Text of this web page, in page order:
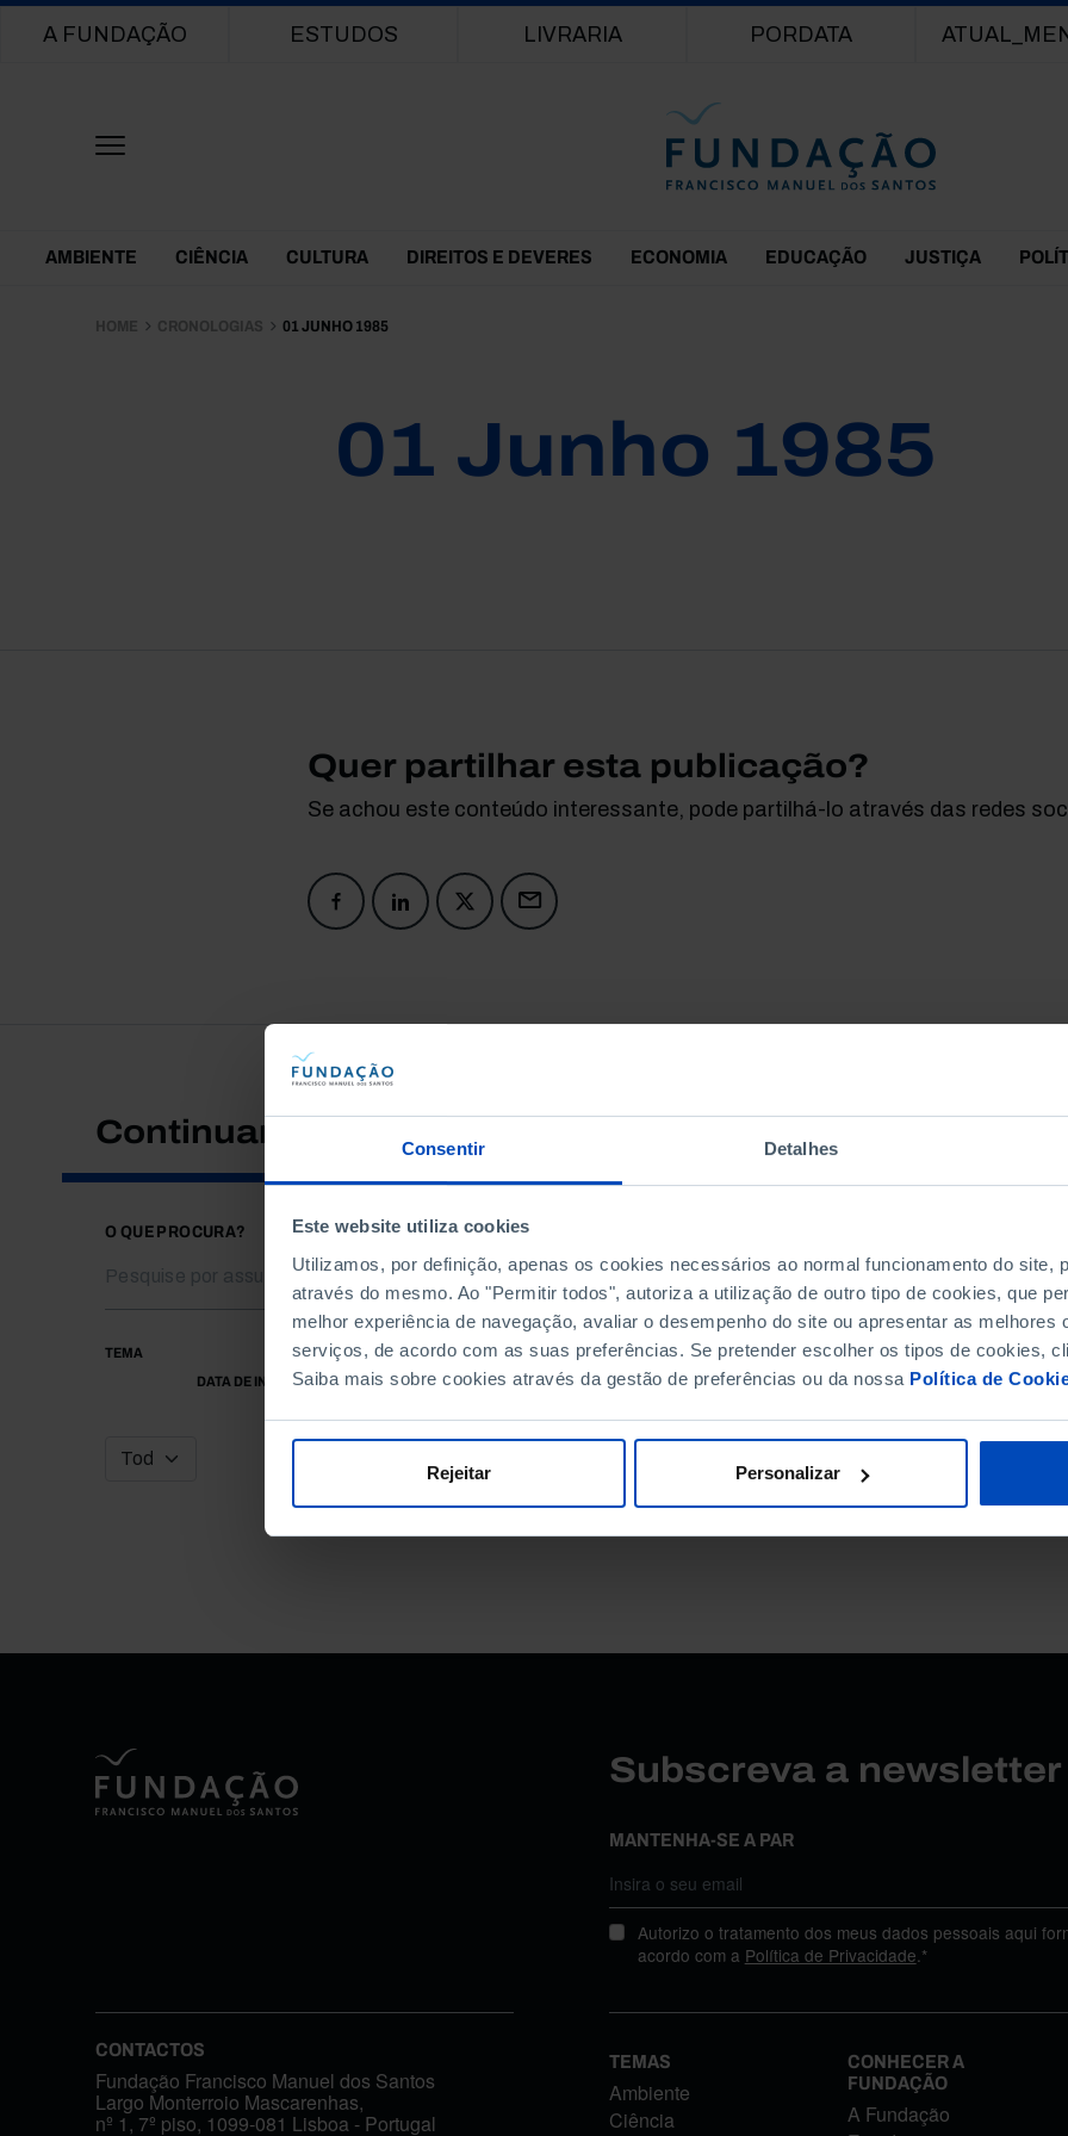
Consentir Detalhes
Este website utiliza cookies
Utilizamos, por definição, apenas os cookies necessários ao normal funcionamento do site,
através do mesmo. Ao "Permitir todos", autoriza a utilização de outro tipo de cookies, que
melhor experiência de navegação, avaliar o desempenho do site ou apresentar as melhores
serviços, de acordo com as suas preferências. Se pretender escolher os tipos de cookies,
Saiba mais sobre cookies através da gestão de preferências ou da nossa Política de
Rejeitar Personalizar
Main navigation
A FUNDAÇÃO ESTUDOS LIVRARIA PORDATA
Themes Menu
AMBIENTE CIÊNCIA CULTURA DIREITOS E DEVERES ECONOMIA EDUCAÇÃO JUSTIÇA
HOME CRONOLOGIAS 01 JUNHO 1985
01 Junho 1985
Quer partilhar esta publicação?
Se achou este conteúdo interessante, pode partilhá-lo através das redes
Continuar a pesquisar
O QUE PROCURA?
TEMA
DATA DE INÍCIO
DATA DE FIM
Subscreva a
MANTENHA-SE A PAR
Autorizo o tratamento dos meus dados pessoais aqui
acordo com a Política de Privacidade.*
CONTACTOS
Fundação Francisco Manuel dos Santos
Largo Monterroio Mascarenhas,
nº 1, 7º piso, 1099-081 Lisboa - Portugal
TEMAS
Ambiente
Ciência
CONHECER A
FUNDAÇÃO
A Fundação